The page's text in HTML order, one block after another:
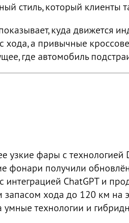
стиль, который клиенты
куда движется
хода, а привычные
где автомобиль
узкие фары с технологией
фонари получили
ChatGPT и
хода до 120 км на
технологии и